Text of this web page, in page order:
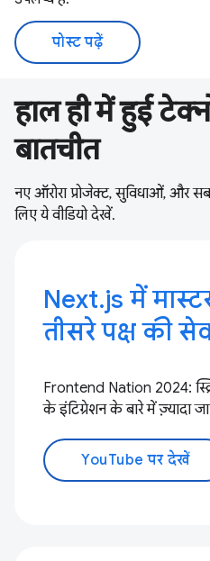
पोस्ट पढ़ें
हाल ही में हुई
बातचीत
नए ऑरोरा प्रोजेक्ट, सुविधाओं, और
लिए ये वीडियो देखें.
Next.js में
तीसरे पक्ष की
Frontend Nation 2024:
के इंटिग्रेशन के बारे में ज़्यादा
YouTube पर देखें